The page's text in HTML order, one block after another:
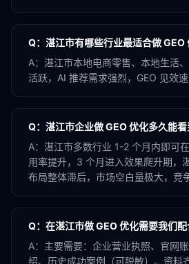
Q： 湛江市有哪些行业最适合做 GEO
A： 湛江市本地电商零售、本地生活
活跃，AI 推荐需求强烈，GEO 见效速
Q： 湛江市企业做 GEO 优化多久能看
A： 湛江市多数行业 1-2 个月内即可
用率提升，3 个月进入效果爬升期，
布局整体滞后，市场空白量极大，竞
Q： 在湛江市做 GEO 优化需要我们配
A： 主要需要：企业营业执照、官网
绍、历史成功案例（可脱敏）。资料